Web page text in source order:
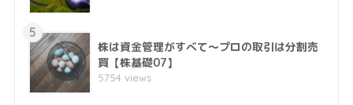
5
株は資金管理がすべて～プロの取引は分割売
買【株基礎07】
5754 views